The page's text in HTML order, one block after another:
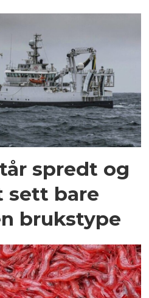
spredt og
sett bare
brukstype